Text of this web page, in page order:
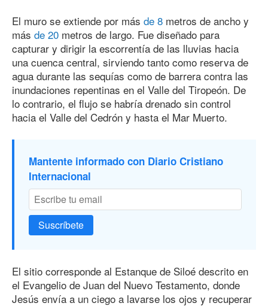
El muro se extiende por más de 8 metros de ancho y
más de 20 metros de largo. Fue diseñado para
capturar y dirigir la escorrentía de las lluvias hacia
una cuenca central, sirviendo tanto como reserva de
agua durante las sequías como de barrera contra las
inundaciones repentinas en el Valle del Tiropeón. De
lo contrario, el flujo se habría drenado sin control
hacia el Valle del Cedrón y hasta el Mar Muerto.
Mantente informado con Diario Cristiano
Internacional
Suscríbete
El sitio corresponde al Estanque de Siloé descrito en
el Evangelio de Juan del Nuevo Testamento, donde
Jesús envía a un ciego a lavarse los ojos y recuperar